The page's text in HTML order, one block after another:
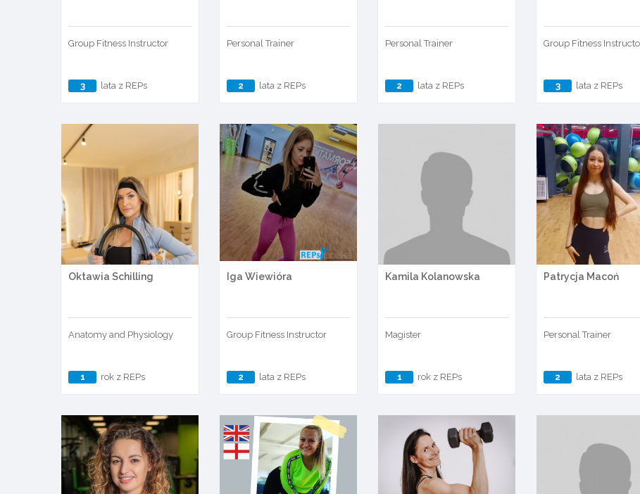
Group Fitness Instructor
3 lata z REPs
Personal Trainer
2 lata z REPs
Personal Trainer
2 lata z REPs
Group Fitness
3 lata z REPs
Oktawia Schilling
Anatomy and Physiology
1 rok z REPs
Iga Wiewióra
Group Fitness Instructor
2 lata z REPs
Kamila Kolanowska
Magister
1 rok z REPs
Patrycja Macoń
Personal Trainer
2 lata z REPs